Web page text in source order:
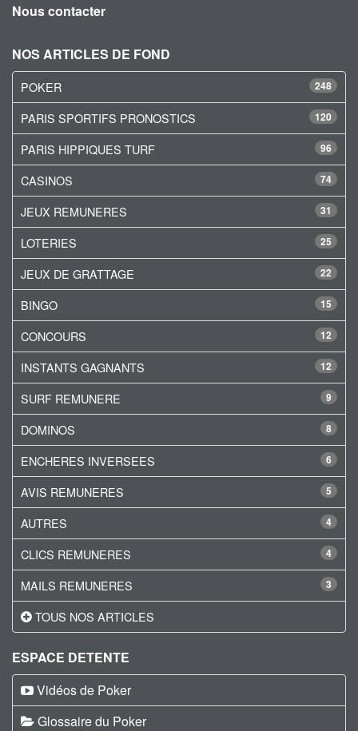
Nous contacter
NOS ARTICLES DE FOND
248
POKER
120
PARIS SPORTIFS PRONOSTICS
96
PARIS HIPPIQUES TURF
74
CASINOS
31
JEUX REMUNERES
25
LOTERIES
22
JEUX DE GRATTAGE
15
BINGO
12
CONCOURS
12
INSTANTS GAGNANTS
9
SURF REMUNERE
8
DOMINOS
6
ENCHERES INVERSEES
5
AVIS REMUNERES
4
AUTRES
4
CLICS REMUNERES
3
MAILS REMUNERES
TOUS NOS ARTICLES
ESPACE DETENTE
Vidéos de Poker
Glossaire du Poker